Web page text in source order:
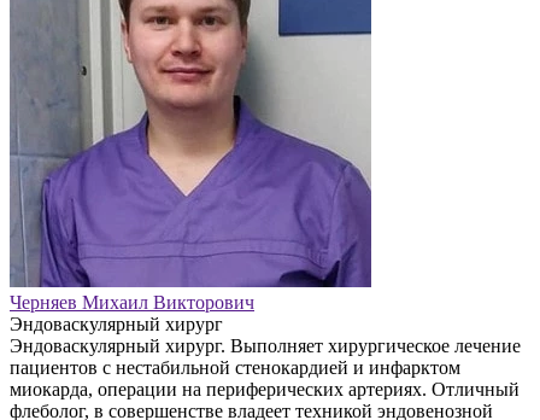
Черняев Михаил Викторович
Эндоваскулярный хирург
Эндоваскулярный хирург. Выполняет хирургическое лечение
пациентов с нестабильной стенокардией и инфарктом
миокарда, операции на периферических артериях. Отличный
флеболог, в совершенстве владеет техникой эндовенозной